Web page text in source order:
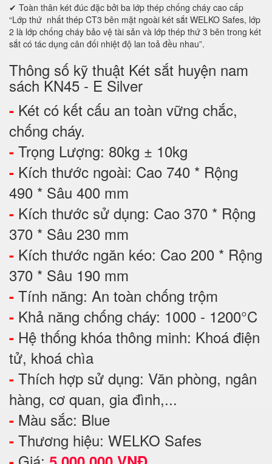
✔ Toàn thân két đúc đặc bởi ba lớp thép chống cháy cao cấp
“Lớp thứ nhất thép CT3 bên mặt ngoài két sắt WELKO Safes, lớp
2 là lớp chống cháy bảo vệ tài sản và lớp thép thứ 3 bên trong két
sắt có tác dụng cân đối nhiệt độ lan toả đều nhau”.
Thông số kỹ thuật Két sắt huyện nam
sách KN45 - E Silver
- Két có kết cấu an toàn vững chắc,
chống cháy.
- Trọng Lượng: 80kg ± 10kg
- Kích thước ngoài: Cao 740 * Rộng
490 * Sâu 400 mm
- Kích thước sử dụng: Cao 370 * Rộng
370 * Sâu 230 mm
- Kích thước ngăn kéo: Cao 200 * Rộng
370 * Sâu 190 mm
- Tính năng: An toàn chống trộm
- Khả năng chống cháy: 1000 - 1200°C
- Hệ thống khóa thông minh: Khoá điện
tử, khoá chìa
- Thích hợp sử dụng: Văn phòng, ngân
hàng, cơ quan, gia đình,...
- Màu sắc: Blue
- Thương hiệu: WELKO Safes